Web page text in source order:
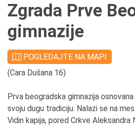
Zgrada Prve
gimnazije
POGLEDAJTE NA MAPI
(Cara Dušana 16)
Prva beogradska gimnazija
svoju dugu tradiciju. Nalazi se na
Vidin kapija, pored Crkve Aleksandra